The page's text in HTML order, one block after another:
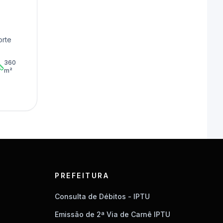
360
m²
PREFEITURA
Consulta de Débitos - IPTU
Emissão de 2ª Via de Carnê IPTU